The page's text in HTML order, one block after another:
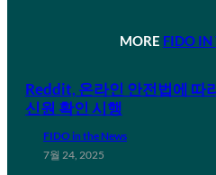
MORE FIDO IN
Reddit, 온라인 안전법에 따
신원 확인 시행
FIDO in the News
7월 24, 2025